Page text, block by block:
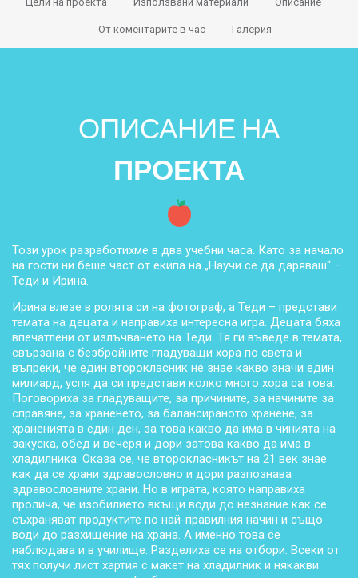
От коментарите в час Галерия
ОПИСАНИЕ НА
ПРОЕКТА
Този урок разработихме в два учебни часа. Като за начало
на гости ни беше част от екипа на „Научи се да даряваш“ –
Теди и Ирина.
Ирина влезе в ролята си на фотограф, а Теди – представи
темата на децата и направиха интересна игра. Децата бяха
впечатлени от излъчването на Теди. Тя ги въведе в темата,
свързана с безбройните гладуващи хора по света и
въпреки, че един второкласник не знае какво значи един
милиард, успя да си представи колко много хора са това.
Поговориха за гладуващите, за причините, за начините за
справяне, за храненето, за балансираното хранене, за
храненията в един ден, за това какво да има в чинията на
закуска, обед и вечеря и дори затова какво да има в
хладилника. Оказа се, че второкласникът на 21 век знае
как да се храни здравословно и дори разпознава
здравословните храни. Но в играта, която направиха
пролича, че изобилието вкъщи води до незнание как се
съхраняват продуктите по най-правилния начин и също
води до разхищение на храна. А именно това се
наблюдава и в училище. Разделиха се на отбори. Всеки от
тях получи лист хартия с макет на хладилник и някакви